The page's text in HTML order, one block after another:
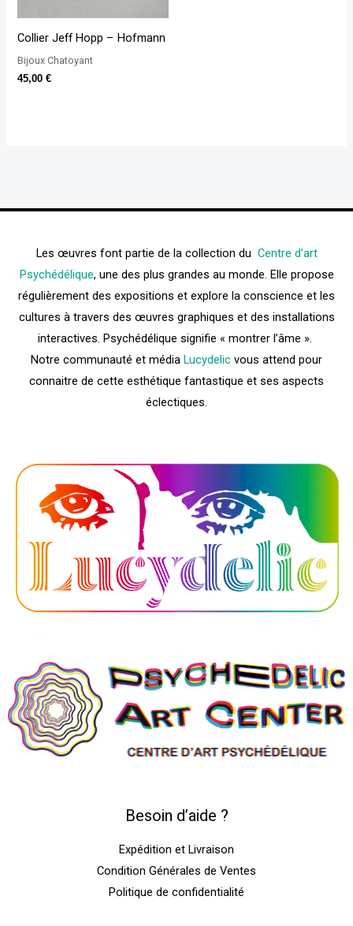
Collier Jeff Hopp – Hofmann
Bijoux Chatoyant
45,00€
Les œuvres font partie de la collection du Centre d’art
Psychédélique, une des plus grandes au monde. Elle propose
régulièrement des expositions et explore la conscience et les
cultures à travers des œuvres graphiques et des installations
interactives. Psychédélique signifie « montrer l’âme ».
Notre communauté et média Lucydelic vous attend pour
connaitre de cette esthétique fantastique et ses aspects
éclectiques.
Besoin d’aide ?
Expédition et Livraison
Condition Générales de Ventes
Politique de confidentialité